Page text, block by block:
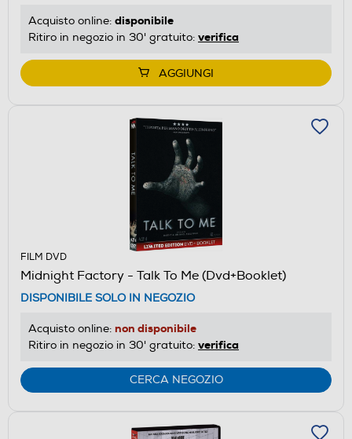
Acquisto online: disponibile
Ritiro in negozio in 30' gratuito: verifica
AGGIUNGI
FILM DVD
Midnight Factory - Talk To Me (Dvd+Booklet)
DISPONIBILE SOLO IN NEGOZIO
Acquisto online: non disponibile
Ritiro in negozio in 30' gratuito: verifica
CERCA NEGOZIO